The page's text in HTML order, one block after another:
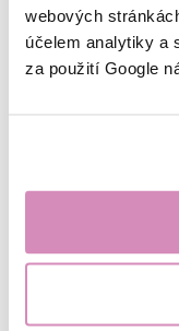
webových
účelem analytiky a
za použití Google
Sprchový závěs